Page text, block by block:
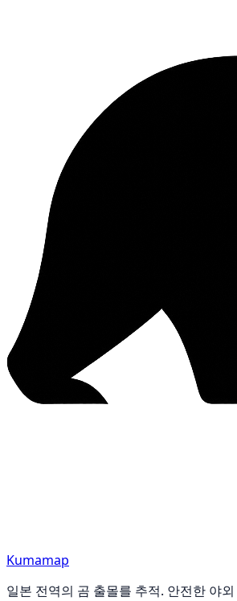
Kumamap
일본 전역의 곰 출몰를 추적. 안전한 야